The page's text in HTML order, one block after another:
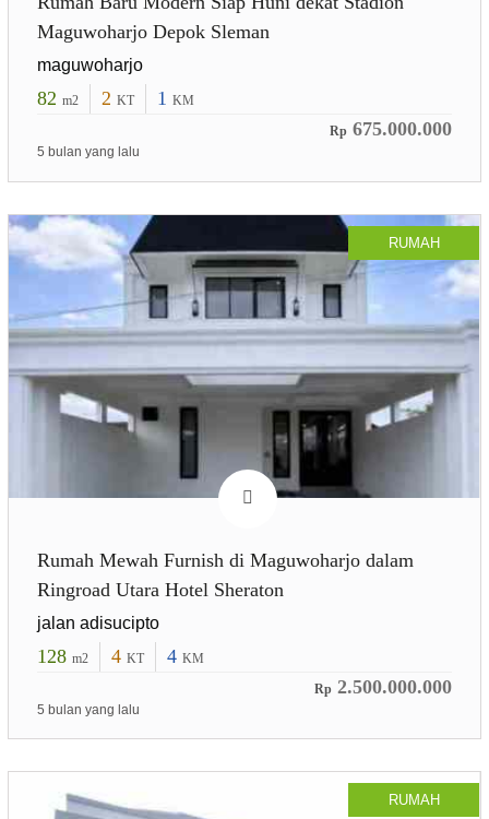
Maguwoharjo Depok Sleman
maguwoharjo
82 m2 2 KT 1 KM
Rp 675.000.000
5 bulan yang lalu
RUMAH
Rumah Mewah Furnish di Maguwoharjo dalam
Ringroad Utara Hotel Sheraton
jalan adisucipto
128 m2 4 KT 4 KM
Rp 2.500.000.000
5 bulan yang lalu
RUMAH